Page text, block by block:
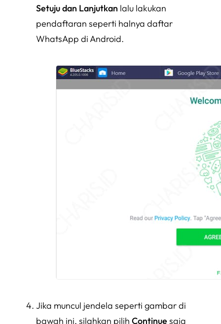
Setuju dan Lanjutkan lalu lakukan
pendaftaran seperti halnya daftar
WhatsApp di Android.
Jika muncul jendela seperti gambar di
bawah ini, silahkan pilih Continuesaja